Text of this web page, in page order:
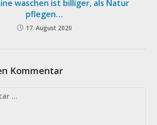
waschen ist billiger, als Natur
pflegen…
17. August 2020
Kommentar